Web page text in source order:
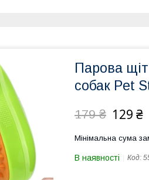
Парова
собак Pet
179 ₴ 129 ₴
Мінімальна сума
В наявності Код: